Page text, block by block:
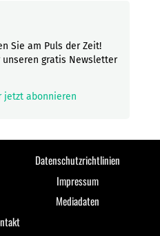
Sie am Puls der Zeit!
gratis Newsletter
jetzt abonnieren
Datenschutzrichtlinien
Impressum
Mediadaten